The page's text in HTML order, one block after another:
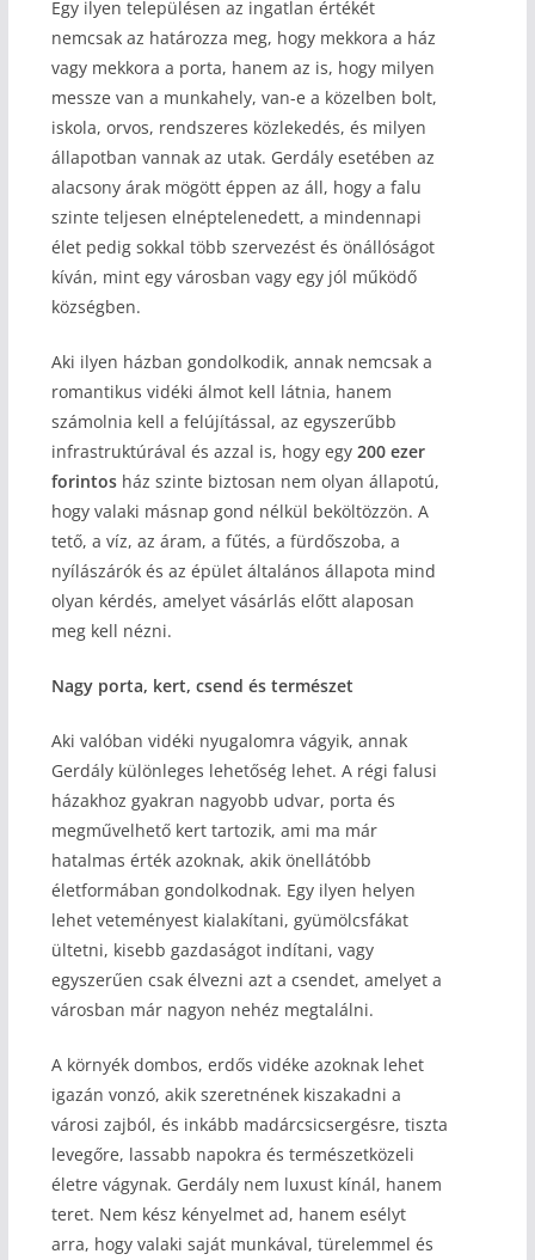
Egy ilyen településen az ingatlan értékét
nemcsak az határozza meg, hogy mekkora a ház
vagy mekkora a porta, hanem az is, hogy milyen
messze van a munkahely, van-e a közelben bolt,
iskola, orvos, rendszeres közlekedés, és milyen
állapotban vannak az utak. Gerdály esetében az
alacsony árak mögött éppen az áll, hogy a falu
szinte teljesen elnéptelenedett, a mindennapi
élet pedig sokkal több szervezést és önállóságot
kíván, mint egy városban vagy egy jól működő
községben.
Aki ilyen házban gondolkodik, annak nemcsak a
romantikus vidéki álmot kell látnia, hanem
számolnia kell a felújítással, az egyszerűbb
infrastruktúrával és azzal is, hogy egy 200 ezer
forintosház szinte biztosan nem olyan állapotú,
hogy valaki másnap gond nélkül beköltözzön. A
tető, a víz, az áram, a fűtés, a fürdőszoba, a
nyílászárók és az épület általános állapota mind
olyan kérdés, amelyet vásárlás előtt alaposan
meg kell nézni.
Nagy porta, kert, csend és természet
Aki valóban vidéki nyugalomra vágyik, annak
Gerdály különleges lehetőség lehet. A régi falusi
házakhoz gyakran nagyobb udvar, porta és
megművelhető kert tartozik, ami ma már
hatalmas érték azoknak, akik önellátóbb
életformában gondolkodnak. Egy ilyen helyen
lehet veteményest kialakítani, gyümölcsfákat
ültetni, kisebb gazdaságot indítani, vagy
egyszerűen csak élvezni azt a csendet, amelyet a
városban már nagyon nehéz megtalálni.
A környék dombos, erdős vidéke azoknak lehet
igazán vonzó, akik szeretnének kiszakadni a
városi zajból, és inkább madárcsicsergésre, tiszta
levegőre, lassabb napokra és természetközeli
életre vágynak. Gerdály nem luxust kínál, hanem
teret. Nem kész kényelmet ad, hanem esélyt
arra, hogy valaki saját munkával, türelemmel és